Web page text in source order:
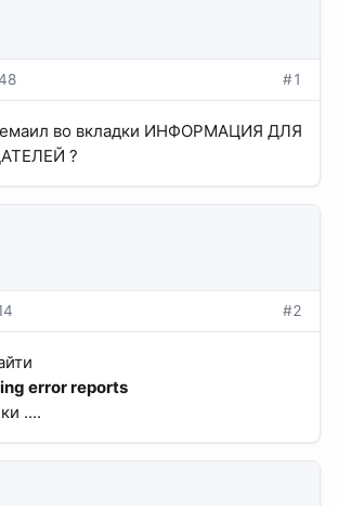
#1
емаил во вкладки ИНФОРМАЦИЯ ДЛЯ
?
#2
error reports
....